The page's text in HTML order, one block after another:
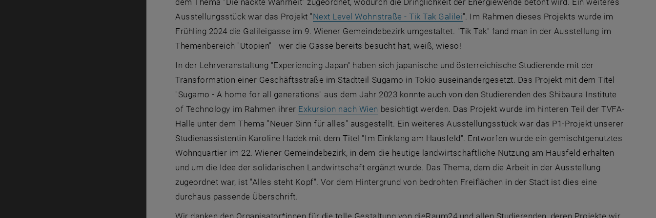
Ausstellungsstück war das Projekt "Next Level Wohnstraße - Tik Tak Galilei, öffnet eine externe URL in einem neuen Fenster
". Im Rahmen dieses Projekts wurde im
Frühling 2024 die Galileigasse im 9. Wiener Gemeindebezirk umgestaltet. "Tik Tak" fand man in der Ausstellung im
Themenbereich "Utopien" - wer die Gasse bereits besucht hat, weiß, wieso!
In der Lehrveranstaltung "Experiencing Japan" haben sich japanische und österreichische Studierende mit der
Transformation einer Geschäftsstraße im Stadtteil Sugamo in Tokio auseinandergesetzt. Das Projekt mit dem Titel
"Sugamo - A home for all generations" aus dem Jahr 2023 konnte auch von den Studierenden des Shibaura Institute
of Technology im Rahmen ihrer Exkursion nach Wien , öffnet eine externe URL in einem neuen Fenster
besichtigt werden. Das Projekt wurde im hinteren Teil der TVFA-
Halle unter dem Thema "Neuer Sinn für alles" ausgestellt. Ein weiteres Ausstellungsstück war das P1-Projekt unserer
Studienassistentin Karoline Hadek mit dem Titel "Im Einklang am Hausfeld". Entworfen wurde ein gemischtgenutztes
Wohnquartier im 22. Wiener Gemeindebezirk, in dem die heutige landwirtschaftliche Nutzung am Hausfeld erhalten
und um die Idee der solidarischen Landwirtschaft ergänzt wurde. Das Thema, dem die Arbeit in der Ausstellung
zugeordnet war, ist "Alles steht Kopf". Vor dem Hintergrund von bedrohten Freiflächen in der Stadt ist dies eine
durchaus passende Überschrift.
Wir danken den Organisator*innen für die tolle Gestaltung von dieRaum24 und allen Studierenden, deren Projekte wir